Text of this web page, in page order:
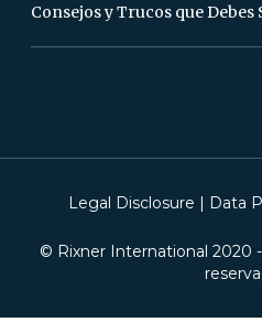
Consejos y Trucos que Debes
© Rixner International 2020 -
Legal Disclosure | Data